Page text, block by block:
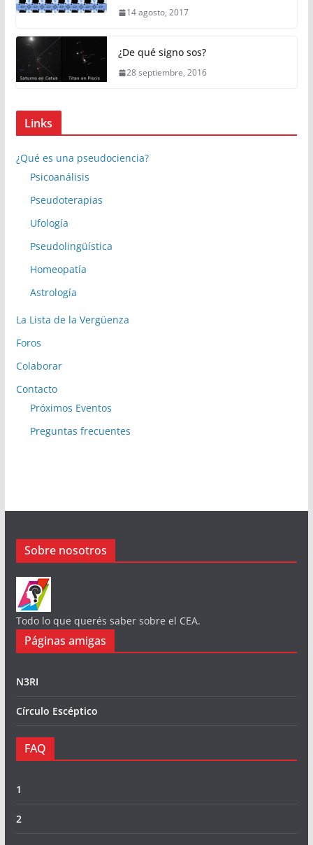
14 agosto, 2017
¿De qué signo sos?
28 septiembre, 2016
Links
¿Qué es una pseudociencia?
Psicoanálisis
Pseudoterapias
Ufología
Pseudolingüística
Homeopatía
Astrología
La Lista de la Vergüenza
Foros
Colaborar
Contacto
Próximos Eventos
Preguntas frecuentes
Sobre nosotros
Todo lo que querés saber sobre el CEA.
Páginas amigas
N3RI
Círculo Escéptico
FAQ
1
2